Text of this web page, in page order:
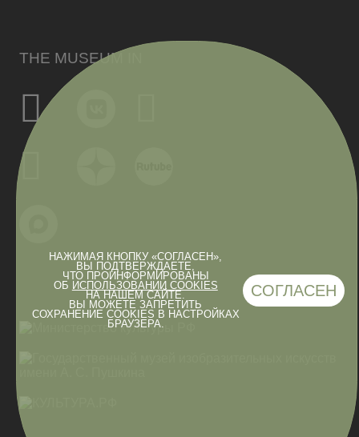
НАЖИМАЯ КНОПКУ «СОГЛАСЕН»,
ВЫ ПОДТВЕРЖДАЕТЕ,
ЧТО ПРОИНФОРМИРОВАНЫ
ОБ ИСПОЛЬЗОВАНИИ COOKIES
НА НАШЕМ САЙТЕ.
ВЫ МОЖЕТЕ ЗАПРЕТИТЬ
СОХРАНЕНИЕ COOKIES В НАСТРОЙКАХ
БРАУЗЕРА.
СОГЛАСЕН
THE MUSEUM IN